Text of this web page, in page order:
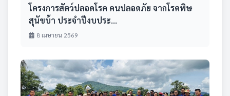
โครงการสัตว์ปลอดโรค คนปลอดภัย จากโรคพิษ
สุนัขบ้า ประจำปีงบประ...
8 เมษายน 2569